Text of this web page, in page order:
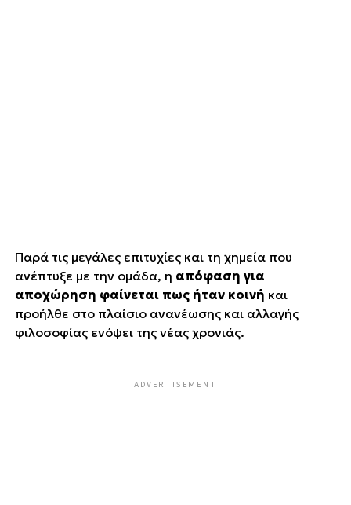
Παρά τις μεγάλες επιτυχίες και τη χημεία που
ανέπτυξε με την ομάδα, η απόφαση για
αποχώρηση φαίνεται πως ήταν κοινή και
προήλθε στο πλαίσιο ανανέωσης και αλλαγής
φιλοσοφίας ενόψει της νέας χρονιάς.
ADVERTISEMENT